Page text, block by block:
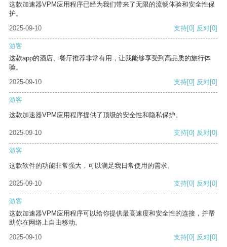
这款加速器VPM应用程序已经为我们带来了无限的流畅体验和安全性保
护。
2025-09-10
支持[0] 反对[0]
游客
这款app的酒店、餐厅推荐非常有用，让我能够享受到高品质的旅行体
验。
2025-09-10
支持[0] 反对[0]
游客
这款加速器VPM应用程序提供了顶级的安全性和隐私保护。
2025-09-10 支持[0] 反对[0]
游客
这款软件的功能非常强大，可以满足我日常使用的需求。
2025-09-10 支持[0] 反对[0]
游客
这款加速器VPM应用程序可以给你提供最高速度和安全性的连接，并帮
助你在网络上自由移动。
2025-09-10
支持[0] 反对[0]